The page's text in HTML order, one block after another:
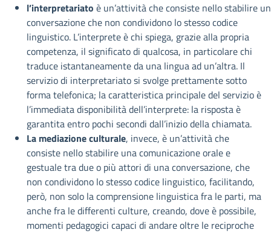
l’interpretariato è un’attività che consiste nello stabilire
conversazione che non condividono lo stesso codice
linguistico. L’interprete è chi spiega, grazie alla propria
competenza, il significato di qualcosa, in particolare chi
traduce istantaneamente da una lingua ad un’altra. Il
servizio di interpretariato si svolge prettamente sotto
forma telefonica; la caratteristica principale del servizio è
l’immediata disponibilità dell’interprete: la risposta è
garantita entro pochi secondi dall’inizio della chiamata.
La mediazione culturale, invece, è un’attività che
consiste nello stabilire una comunicazione orale e
gestuale tra due o più attori di una conversazione, che
non condividono lo stesso codice linguistico, facilitando,
però, non solo la comprensione linguistica fra le parti, ma
anche fra le differenti culture, creando, dove è possibile,
momenti pedagogici capaci di andare oltre le reciproche